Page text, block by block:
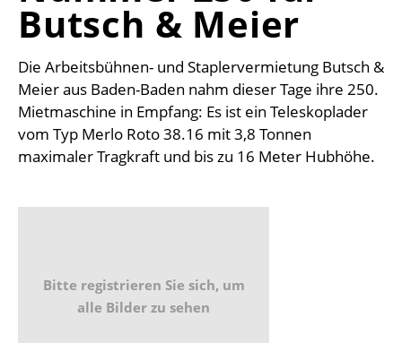
Butsch & Meier
Die Arbeitsbühnen- und Staplervermietung Butsch &
Meier aus Baden-Baden nahm dieser Tage ihre 250.
Mietmaschine in Empfang: Es ist ein Teleskoplader
vom Typ Merlo Roto 38.16 mit 3,8 Tonnen
maximaler Tragkraft und bis zu 16 Meter Hubhöhe.
Bitte registrieren Sie sich, um
alle Bilder zu sehen